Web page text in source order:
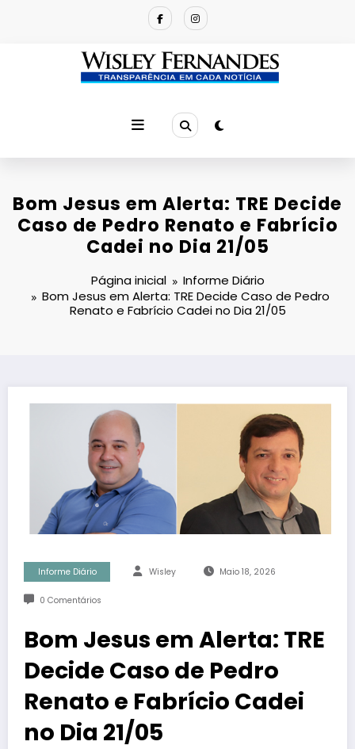
Bom Jesus em Alerta: TRE Decide
Caso de Pedro Renato e Fabrício
Cadei no Dia 21/05
Página inicial
Informe Diário
Bom Jesus em Alerta: TRE Decide Caso de Pedro
Renato e Fabrício Cadei no Dia 21/05
Informe Diário Wisley Maio 18, 2026
0 Comentários
Bom Jesus em Alerta: TRE
Decide Caso de Pedro
Renato e Fabrício Cadei
no Dia 21/05